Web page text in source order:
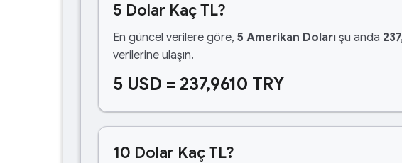
5 Dolar Kaç TL?
En güncel verilere göre, 5 Amerikan Doları şu anda
verilerine ulaşın.
5 USD = 237,9610 TRY
10 Dolar Kaç TL?